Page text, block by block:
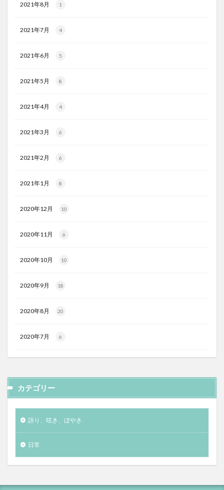
2021年8月 1
2021年7月 4
2021年6月 5
2021年5月 8
2021年4月 4
2021年3月 6
2021年2月 6
2021年1月 8
2020年12月 10
2020年11月 6
2020年10月 10
2020年9月 18
2020年8月 20
2020年7月 6
カテゴリー
語り、呟き、ぼやき
日常